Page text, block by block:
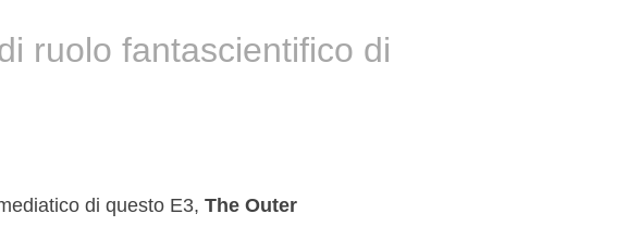
ruolo fantascientifico di
di questo E3, The Outer